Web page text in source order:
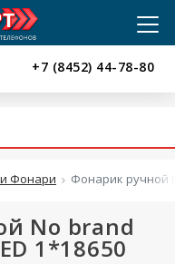
+7 (8452) 44-78-80
Фонари Фонарик ручной
No brand
1*18650